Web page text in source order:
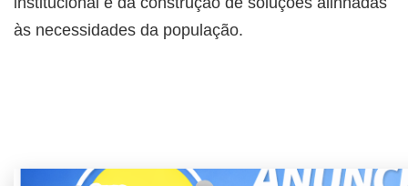
às necessidades da população.